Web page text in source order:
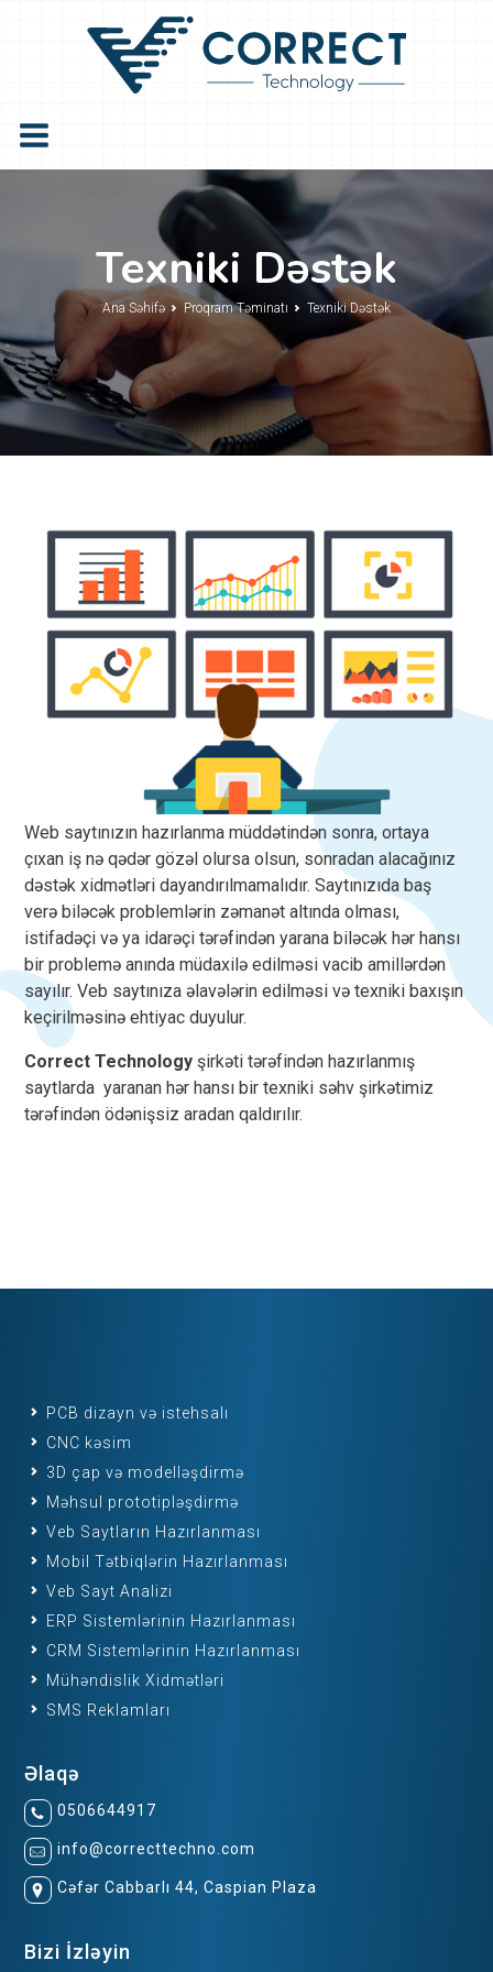
Texniki Dəstək
Ana Səhifə Proqram Təminatı Texniki Dəstək
Web saytınızın hazırlanma müddətindən sonra, ortaya
çıxan iş nə qədər gözəl olursa olsun, sonradan alacağınız
dəstək xidmətləri dayandırılmamalıdır. Saytınızıda baş
verə biləcək problemlərin zəmanət altında olması,
istifadəçi və ya idarəçi tərəfindən yarana biləcək hər hansı
bir problemə anında müdaxilə edilməsi vacib amillərdən
sayılır. Veb saytınıza əlavələrin edilməsi və texniki baxışın
keçirilməsinə ehtiyac duyulur.
Correct Technology şirkəti tərəfindən hazırlanmış
saytlarda yaranan hər hansı bir texniki səhv şirkətimiz
tərəfindən ödənişsiz aradan qaldırılır.
PCB dizayn və istehsalı
CNC kəsim
3D çap və modelləşdirmə
Məhsul prototipləşdirmə
Veb Saytların Hazırlanması
Mobil Tətbiqlərin Hazırlanması
Veb Sayt Analizi
ERP Sistemlərinin Hazırlanması
CRM Sistemlərinin Hazırlanması
Mühəndislik Xidmətləri
SMS Reklamları
Əlaqə
0506644917
info@correcttechno.com
Cəfər Cabbarlı 44, Caspian Plaza
Bizi İzləyin